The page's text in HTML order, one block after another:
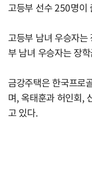
고등부 선수 250명이
고등부 남녀 우승자
부 남녀 우승자는 장
금강주택은 한국프로
며, 옥태훈과 허인회,
고 있다.